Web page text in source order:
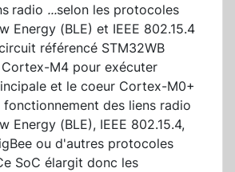
radio ...selon les protocoles
Energy (BLE) et IEEE 802.15.4
référencé STM32WB
M4 pour exécuter
et le coeur Cortex-M0+
fonctionnement des liens radio
Energy (BLE), IEEE 802.15.4,
ou d'autres protocoles
SoC élargit donc les